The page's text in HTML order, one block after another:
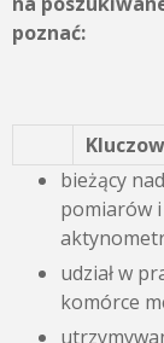
poznać:
bieżący
pomiarów
udział w
komórce